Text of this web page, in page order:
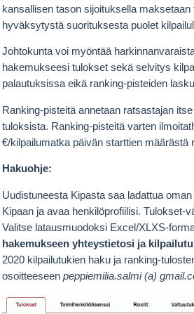
kansallisen tason sijoituksella
hyväksytystä suorituksesta puolet
Johtokunta voi myöntää
hakemukseesi tulokset sekä selvitys
palautuksissa eikä ranking-pisteiden
Ranking-pisteitä annetaan ratsastajan
tuloksista. Ranking-pisteitä varten
€/kilpailumatka päivän starttien
Hakuohje:
Uudistuneesta Kipasta saa ladattua
Kipaan ja avaa henkilöprofiilisi. Tulokset-
Valitse latausmuodoksi Excel/XLXS-
hakemukseen yhteystietosi ja
2020 kilpailutukien haku ja ranking-
osoitteeseen peppiemilia.salmi (a)